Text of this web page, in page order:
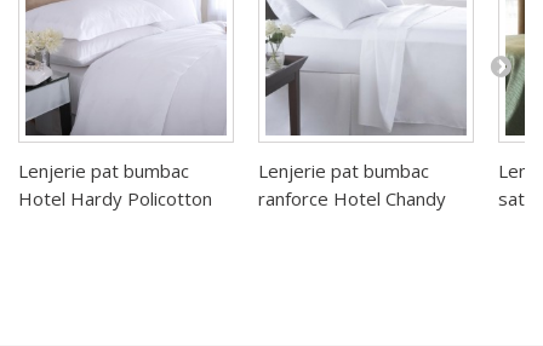
Lenjerie pat bumbac
Hotel Hardy Policotton
Lenjerie pat bumbac
ranforce Hotel Chandy